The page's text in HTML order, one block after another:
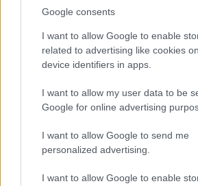
Google consents
I want to allow Google to enable
related to advertising like cookies
device identifiers in apps.
I want to allow my user data to be
Google for online advertising
I want to allow Google to send me
personalized advertising.
I want to allow Google to enable